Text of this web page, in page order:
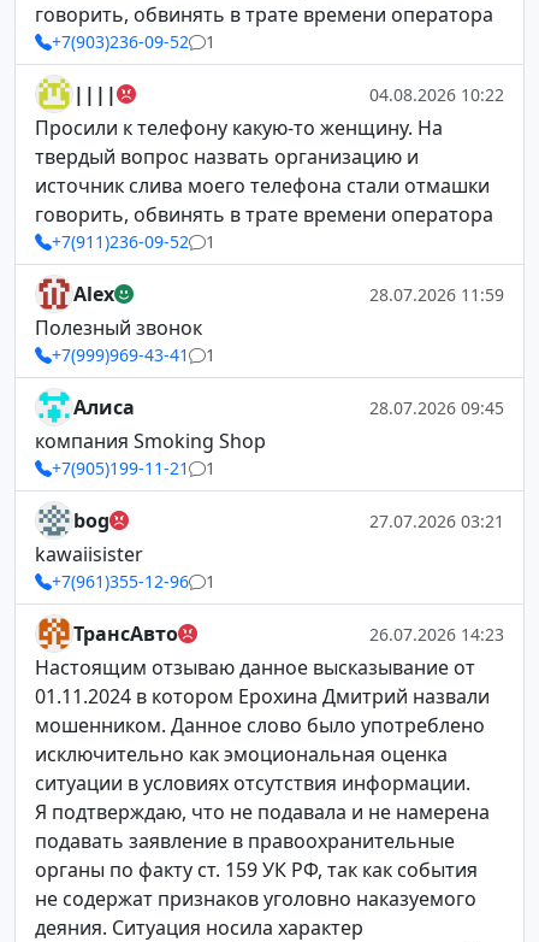
говорить, обвинять в трате времени оператора
+7(903)236-09-52 1
|||| 04.08.2026 10:22
Просили к телефону какую-то женщину. На
твердый вопрос назвать организацию и
источник слива моего телефона стали отмашки
говорить, обвинять в трате времени оператора
+7(911)236-09-52 1
Alex 28.07.2026 11:59
Полезный звонок
+7(999)969-43-41 1
Алиса 28.07.2026 09:45
компания Smoking Shop
+7(905)199-11-21 1
bog 27.07.2026 03:21
kawaiisister
+7(961)355-12-96 1
ТрансАвто 26.07.2026 14:23
Настоящим отзываю данное высказывание от
01.11.2024 в котором Ерохина Дмитрий назвали
мошенником. Данное слово было употреблено
исключительно как эмоциональная оценка
ситуации в условиях отсутствия информации.
Я подтверждаю, что не подавала и не намерена
подавать заявление в правоохранительные
органы по факту ст. 159 УК РФ, так как события
не содержат признаков уголовно наказуемого
деяния. Ситуация носила характер